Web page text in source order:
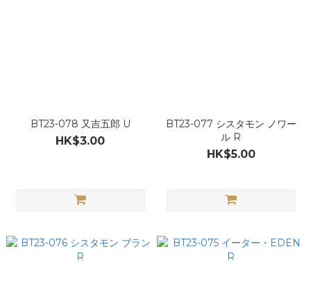
BT23-078 又吉五郎 U
HK$3.00
BT23-077 シスタモン ノワー
ル R
HK$5.00